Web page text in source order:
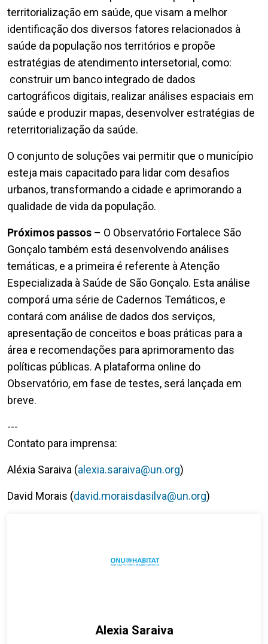
territorialização em saúde, que visam a melhor
identificação dos diversos fatores relacionados à
saúde da população nos territórios e propõe
estratégias de atendimento intersetorial, como:
construir um banco integrado de dados
cartográficos digitais, realizar análises espaciais em
saúde e produzir mapas, desenvolver estratégias de
reterritorialização da saúde.
O conjunto de soluções vai permitir que o município
esteja mais capacitado para lidar com desafios
urbanos, transformando a cidade e aprimorando a
qualidade de vida da população.
Próximos passos – O Observatório Fortalece São
Gonçalo também está desenvolvendo análises
temáticas, e a primeira é referente à Atenção
Especializada à Saúde de São Gonçalo. Esta análise
comporá uma série de Cadernos Temáticos, e
contará com análise de dados dos serviços,
apresentação de conceitos e boas práticas para a
área e recomendações para aprimoramento das
políticas públicas. A plataforma online do
Observatório, em fase de testes, será lançada em
breve.
---
Contato para imprensa:
Aléxia Saraiva (alexia.saraiva@un.org)
David Morais (david.moraisdasilva@un.org)
Alexia Saraiva